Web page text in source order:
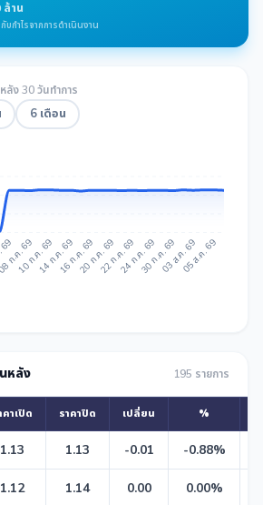
ล้าน
กำไรจากการดำเนินงาน
ลัง 30 วันทำการ
6 เดือน
ก.ค. 69
10 ก.ค. 6914 ก.ค. 6916 ก.ค. 6920 ก.ค. 6922 ก.ค. 6924 ก.ค. 6930 ก.ค. 6903 ส.ค. 6905 ส.ค. 69
หลัง 195 รายการ
คาเปิด ราคาปิด เปลี่ยน %
1.13 1.13 -0.01 -0.88%
1.12 1.14 0.00 0.00%